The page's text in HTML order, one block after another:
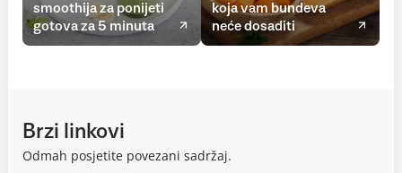
smoothija za ponijeti
gotova za 5 minuta
koja vam bundeva
neće dosaditi
Brzi linkovi
Odmah posjetite povezani sadržaj.